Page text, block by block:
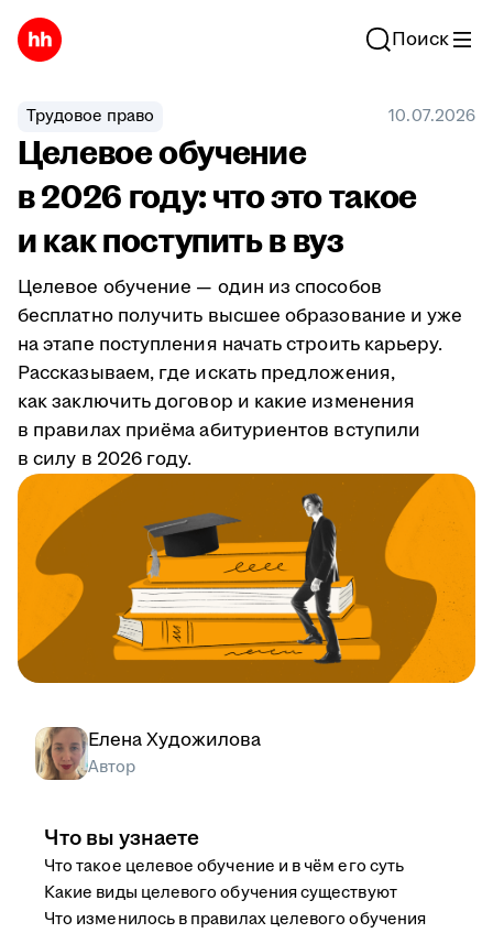
Поиск
Трудовое право 10.07.2026
Целевое обучение
в 2026 году: что это такое
и как поступить в вуз
Целевое обучение — один из способов
бесплатно получить высшее образование и уже
на этапе поступления начать строить карьеру.
Рассказываем, где искать предложения,
как заключить договор и какие изменения
в правилах приёма абитуриентов вступили
в силу в 2026 году.
Елена Художилова
Автор
Что вы узнаете
Что такое целевое обучение и в чём его суть
Какие виды целевого обучения существуют
Что изменилось в правилах целевого обучения